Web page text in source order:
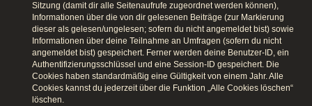
Sitzung (damit dir alle Seitenaufrufe zugeordnet werden können),
Informationen über die von dir gelesenen Beiträge (zur Markierung
dieser als gelesen/ungelesen; sofern du nicht angemeldet bist) sowie
Informationen über deine Teilnahme an Umfragen (sofern du nicht
angemeldet bist) gespeichert. Ferner werden deine Benutzer-ID, ein
Authentifizierungsschlüssel und eine Session-ID gespeichert. Die
Cookies haben standardmäßig eine Gültigkeit von einem Jahr. Alle
Cookies kannst du jederzeit über die Funktion „Alle Cookies löschen“
löschen.